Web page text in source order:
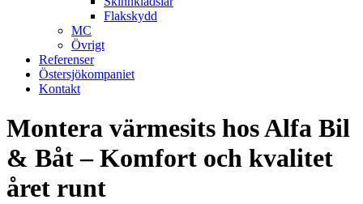
Flakskydd
MC
Övrigt
Referenser
Östersjökompaniet
Kontakt
Montera värmesits hos Alfa Bil
& Båt – Komfort och kvalitet
året runt